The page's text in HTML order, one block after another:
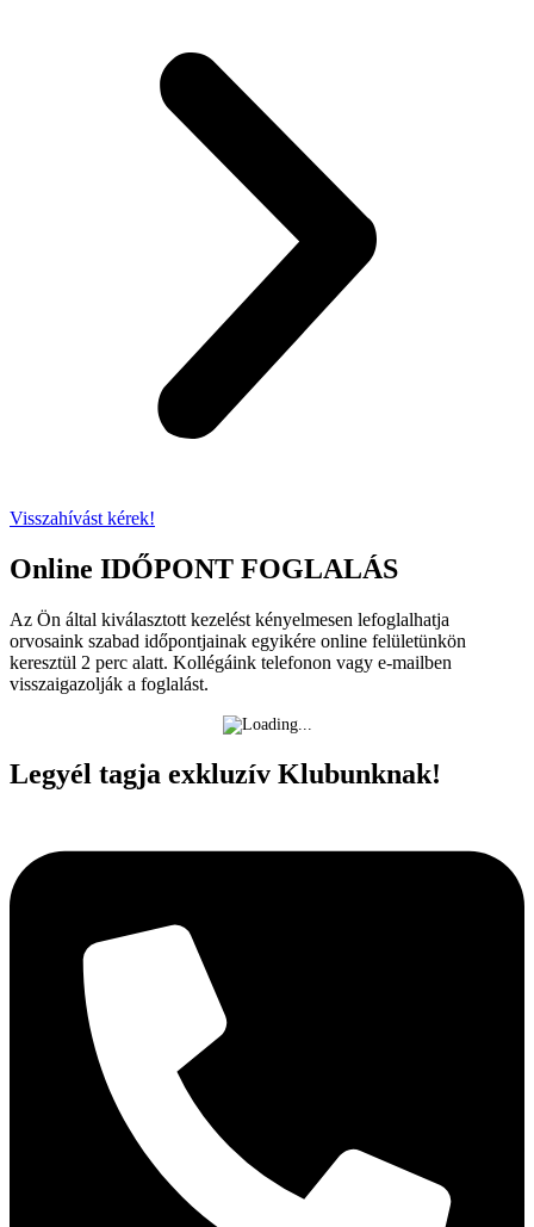
Visszahívást kérek!
Online IDŐPONT FOGLALÁS
Az Ön által kiválasztott kezelést kényelmesen lefoglalhatja
orvosaink szabad időpontjainak egyikére online felületünkön
keresztül 2 perc alatt. Kollégáink telefonon vagy e-mailben
visszaigazolják a foglalást.
Legyél tagja exkluzív Klubunknak!